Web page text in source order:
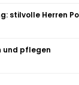
stilvolle Herren
und pflegen